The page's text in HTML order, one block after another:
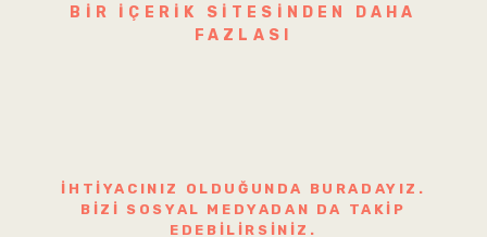
BIR IÇERIK SITESINDEN DAHA
FAZLASI
İHTIYACINIZ OLDUĞUNDA BURADAYIZ.
BIZI SOSYAL MEDYADAN DA TAKIP
EDEBILIRSINIZ.